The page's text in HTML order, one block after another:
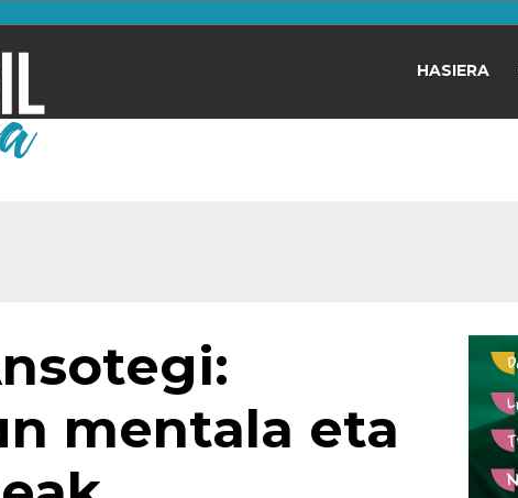
HASIERA
mentala eta